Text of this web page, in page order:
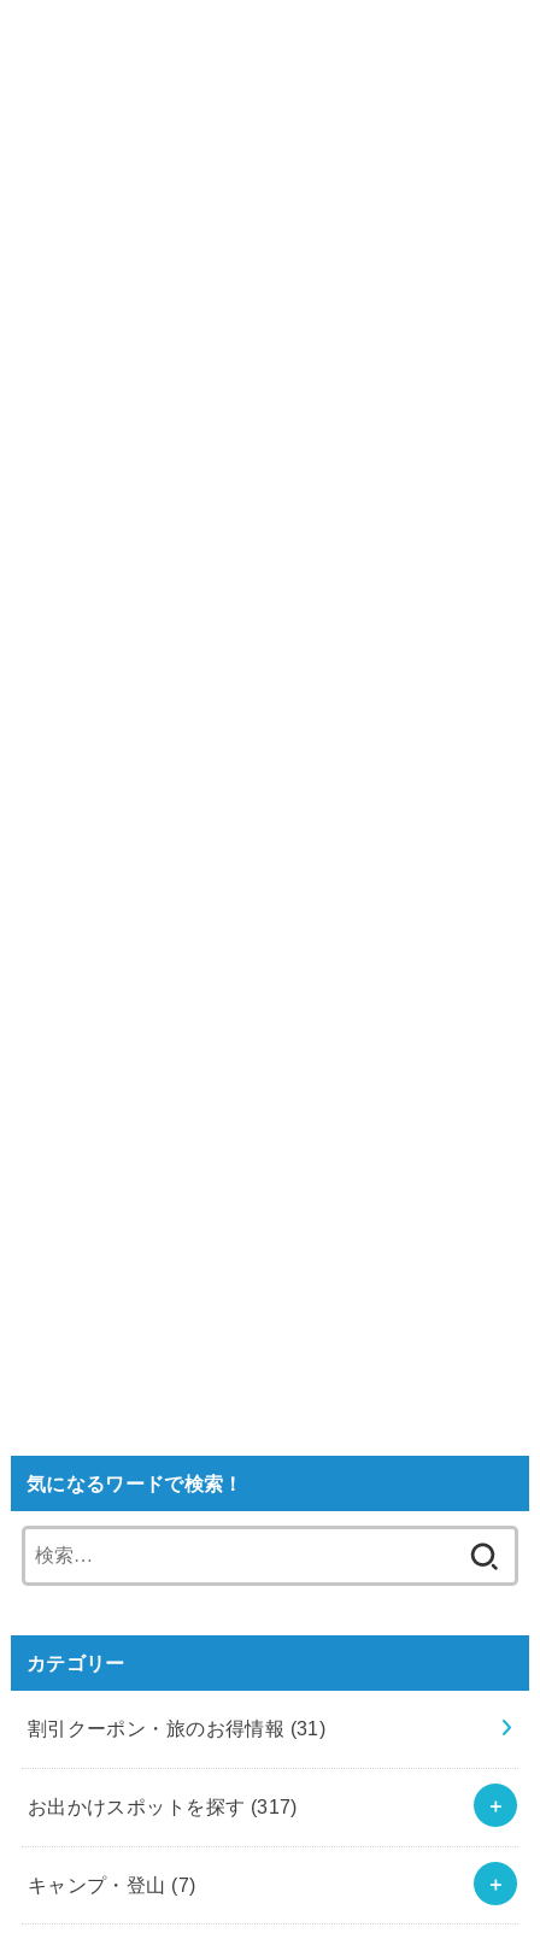
気になるワードで検索！
索:
カテゴリー
割引クーポン・旅のお得情報 (31)
お出かけスポットを探す (317)
キャンプ・登山 (7)